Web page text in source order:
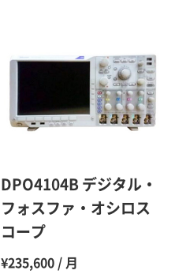
45％（割引率55％）
DPO4104B デジタル・
フォスファ・オシロス
コープ
¥235,600 / 月